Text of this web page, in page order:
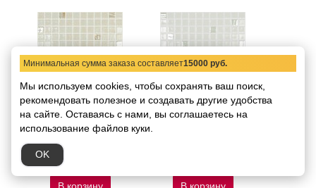
Мозаика Colors+
DIAMANTE 100/710 (НА
ПУ СЦЕПКЕ) 31,7Х31,7
Код товара:
2991.87 руб.
Мозаика Colors+
DIAMANTE 100+710 (на
Минимальная сумма заказа составляет15000 руб.
Мы используем cookies, чтобы сохранять ваш поиск,
рекомендовать полезное и создавать другие удобства
на сайте. Оставаясь с нами, вы соглашаетесь на
использование файлов куки.
OK